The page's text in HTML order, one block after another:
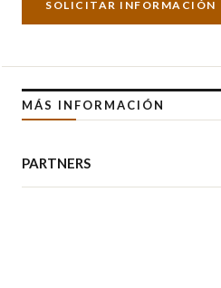
SOLICITAR INFORMACIÓN
MÁS INFORMACIÓN
PARTNERS